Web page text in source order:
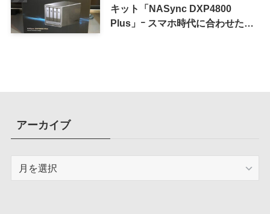
キット「NASync DXP4800
Plus」ｰ スマホ時代に合わせた設
アーカイブ